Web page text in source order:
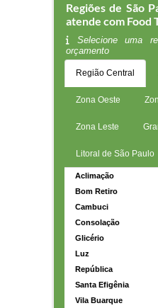
Regiões de São
atende com Food
Selecione uma
orçamento
Região Central
Zona Oeste
Zona Leste
Litoral de São Paulo
Aclimação
Bom Retiro
Cambuci
Consolação
Glicério
Luz
República
Santa Efigênia
Vila Buarque